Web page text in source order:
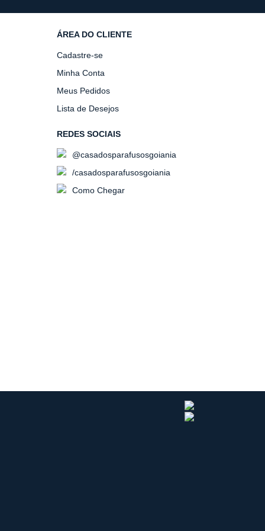
ÁREA DO CLIENTE
Cadastre-se
Minha Conta
Meus Pedidos
Lista de Desejos
REDES SOCIAIS
@casadosparafusosgoiania
/casadosparafusosgoiania
Como Chegar